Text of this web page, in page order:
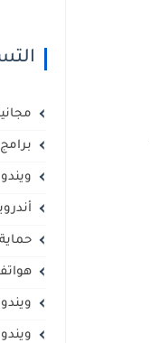
برامج
حماية
ويندوز
ويندوز